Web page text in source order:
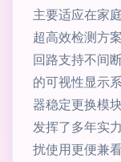
主要适应在家
超高效检测方
回路支持不间
的可视性显示
器稳定更换模
发挥了多年实
扰使用更便兼